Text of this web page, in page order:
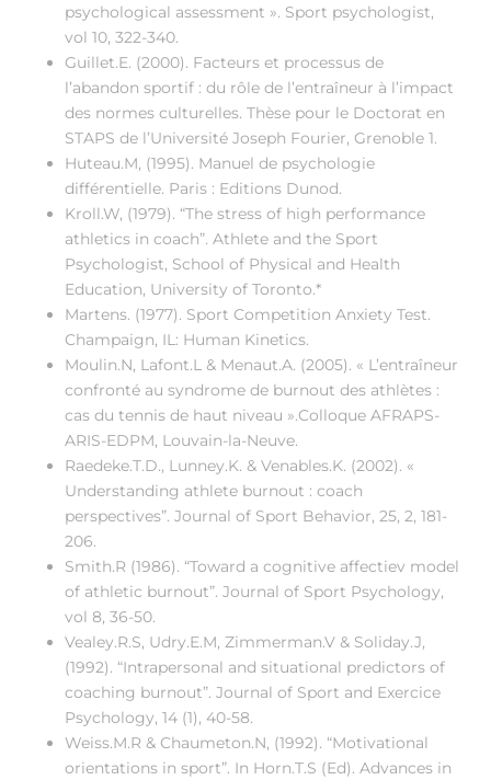
psychological assessment ». Sport psychologist,
vol 10, 322-340.
Guillet.E. (2000). Facteurs et processus de
l’abandon sportif : du rôle de l’entraîneur à l’impact
des normes culturelles. Thèse pour le Doctorat en
STAPS de l’Université Joseph Fourier, Grenoble 1.
Huteau.M, (1995). Manuel de psychologie
différentielle. Paris : Editions Dunod.
Kroll.W, (1979). “The stress of high performance
athletics in coach”. Athlete and the Sport
Psychologist, School of Physical and Health
Education, University of Toronto.*
Martens. (1977). Sport Competition Anxiety Test.
Champaign, IL: Human Kinetics.
Moulin.N, Lafont.L & Menaut.A. (2005). « L’entraîneur
confronté au syndrome de burnout des athlètes :
cas du tennis de haut niveau ».Colloque AFRAPS-
ARIS-EDPM, Louvain-la-Neuve.
Raedeke.T.D., Lunney.K. & Venables.K. (2002). «
Understanding athlete burnout : coach
perspectives”. Journal of Sport Behavior, 25, 2, 181-
206.
Smith.R (1986). “Toward a cognitive affectiev model
of athletic burnout”. Journal of Sport Psychology,
vol 8, 36-50.
Vealey.R.S, Udry.E.M, Zimmerman.V & Soliday.J,
(1992). “Intrapersonal and situational predictors of
coaching burnout”. Journal of Sport and Exercice
Psychology, 14 (1), 40-58.
Weiss.M.R & Chaumeton.N, (1992). “Motivational
orientations in sport”. In Horn.T.S (Ed). Advances in